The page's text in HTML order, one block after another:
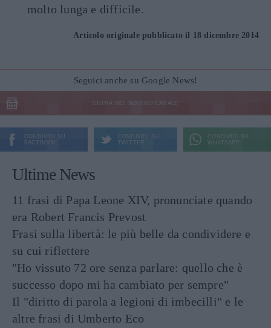
molto lunga e difficile.
Articolo originale pubblicato il 18 dicembre 2014
Seguici anche su Google News!
ENTRA NEL NOSTRO CANALE
CONDIVIDI SU
FACEBOOK
CONDIVIDI SU
TWITTER
CONDIVIDI SU
WHATSAPP
Ultime News
11 frasi di Papa Leone XIV, pronunciate quando
era Robert Francis Prevost
Frasi sulla libertà: le più belle da condividere e
su cui riflettere
"Ho vissuto 72 ore senza parlare: quello che è
successo dopo mi ha cambiato per sempre"
Il "diritto di parola a legioni di imbecilli" e le
altre frasi di Umberto Eco